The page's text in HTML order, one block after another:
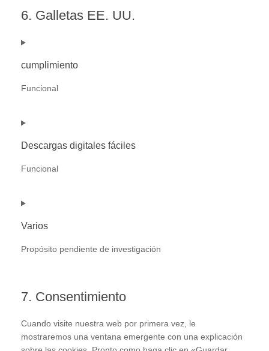
6. Galletas EE. UU.
cumplimiento
Funcional
para
cumplimiento
Descargas digitales fáciles
Funcional
para
servicio
descargas
Varios
Propósito pendiente de investigación
el
#!trpst#trp-
gettext-
data-
7. Consentimiento
Cuando visite nuestra web por primera vez, le
mostraremos una ventana emergente con una explicación